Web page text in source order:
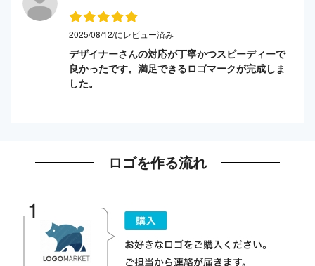
2025/08/12/にレビュー済み
デザイナーさんの対応が丁寧かつスピーディーで
良かったです。満足できるロゴマークが完成しま
した。
ロゴを作る流れ